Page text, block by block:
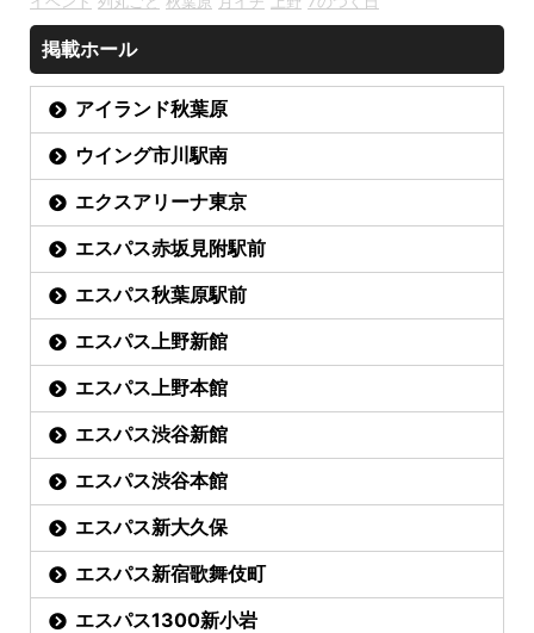
掲載ホール
アイランド秋葉原
ウイング市川駅南
エクスアリーナ東京
エスパス赤坂見附駅前
エスパス秋葉原駅前
エスパス上野新館
エスパス上野本館
エスパス渋谷新館
エスパス渋谷本館
エスパス新大久保
エスパス新宿歌舞伎町
エスパス1300新小岩